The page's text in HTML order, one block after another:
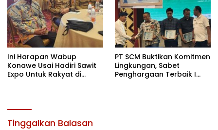
Ini Harapan Wabup
Konawe Usai Hadiri Sawit
Expo Untuk Rakyat di
PT SCM Buktikan Komitmen
Lingkungan, Sabet
Penghargaan Terbaik I
Tinggalkan Balasan